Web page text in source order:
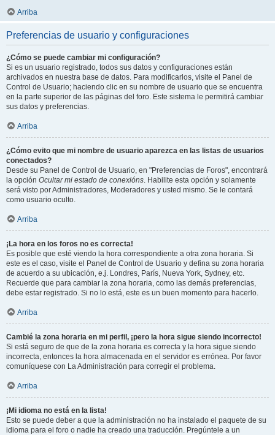
Arriba
Preferencias de usuario y configuraciones
¿Cómo se puede cambiar mi configuración?
Si es un usuario registrado, todos sus datos y configuraciones están
archivados en nuestra base de datos. Para modificarlos, visite el Panel de
Control de Usuario; haciendo clic en su nombre de usuario que se encuentra
en la parte superior de las páginas del foro. Este sistema le permitirá cambiar
sus datos y preferencias.
Arriba
¿Cómo evito que mi nombre de usuario aparezca en las listas de usuarios
conectados?
Desde su Panel de Control de Usuario, en "Preferencias de Foros", encontrará
la opción Ocultar mi estado de conexións. Habilite esta opción y solamente
será visto por Administradores, Moderadores y usted mismo. Se le contará
como usuario oculto.
Arriba
¡La hora en los foros no es correcta!
Es posible que esté viendo la hora correspondiente a otra zona horaria. Si
este es el caso, visite el Panel de Control de Usuario y defina su zona horaria
de acuerdo a su ubicación, e.j. Londres, París, Nueva York, Sydney, etc.
Recuerde que para cambiar la zona horaria, como las demás preferencias,
debe estar registrado. Si no lo está, este es un buen momento para hacerlo.
Arriba
Cambié la zona horaria en mi perfil, ¡pero la hora sigue siendo incorrecto!
Si está seguro de que de la zona horaria es correcta y la hora sigue siendo
incorrecta, entonces la hora almacenada en el servidor es errónea. Por favor
comuníquese con La Administración para corregir el problema.
Arriba
¡Mi idioma no está en la lista!
Esto se puede deber a que la administración no ha instalado el paquete de su
idioma para el foro o nadie ha creado una traducción. Pregúntele a un